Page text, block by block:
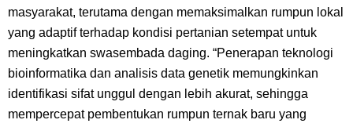
masyarakat, terutama dengan memaksimalkan rumpun lokal
yang adaptif terhadap kondisi pertanian setempat untuk
meningkatkan swasembada daging. “Penerapan teknologi
bioinformatika dan analisis data genetik memungkinkan
identifikasi sifat unggul dengan lebih akurat, sehingga
mempercepat pembentukan rumpun ternak baru yang